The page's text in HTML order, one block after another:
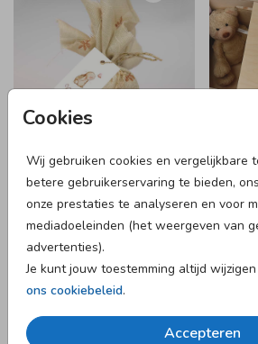
Cookies
Wij gebruiken cookies en vergelijkbare
betere gebruikerservaring te bieden,
onze prestaties te analyseren en voor
mediadoeleinden (het weergeven van
advertenties).
Je kunt jouw toestemming altijd
ons cookiebeleid.
Accepteren
BOOGKAARTJE